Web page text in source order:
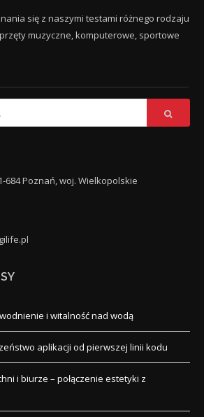
się z naszymi testami różnego rodzaju
muzyczne, komputerowe, sportowe
684 Poznań, woj. Wielkopolskie
i witalność nad wodą
aplikacji od pierwszej linii kodu
i biurze – połączenie estetyki z